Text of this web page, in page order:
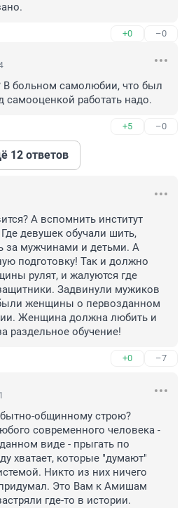
+0 –0
В больном самолюбии, что был
самооценкой работать надо.
+5 –0
12 ответов
А вспомнить институт
девушек обучали шить,
за мужчинами и детьми. А
подготовку! Так и должно
рулят, и жалуются где
Задвинули мужиков
женщины о первозданном
Женщина должна любить и
раздельное обучение!
+0 –7
общинному строю?
современного человека -
виде - прыгать по
хватает, которые "думают"
Никто из них ничего
Это Вам к Амишам
где-то в истории.